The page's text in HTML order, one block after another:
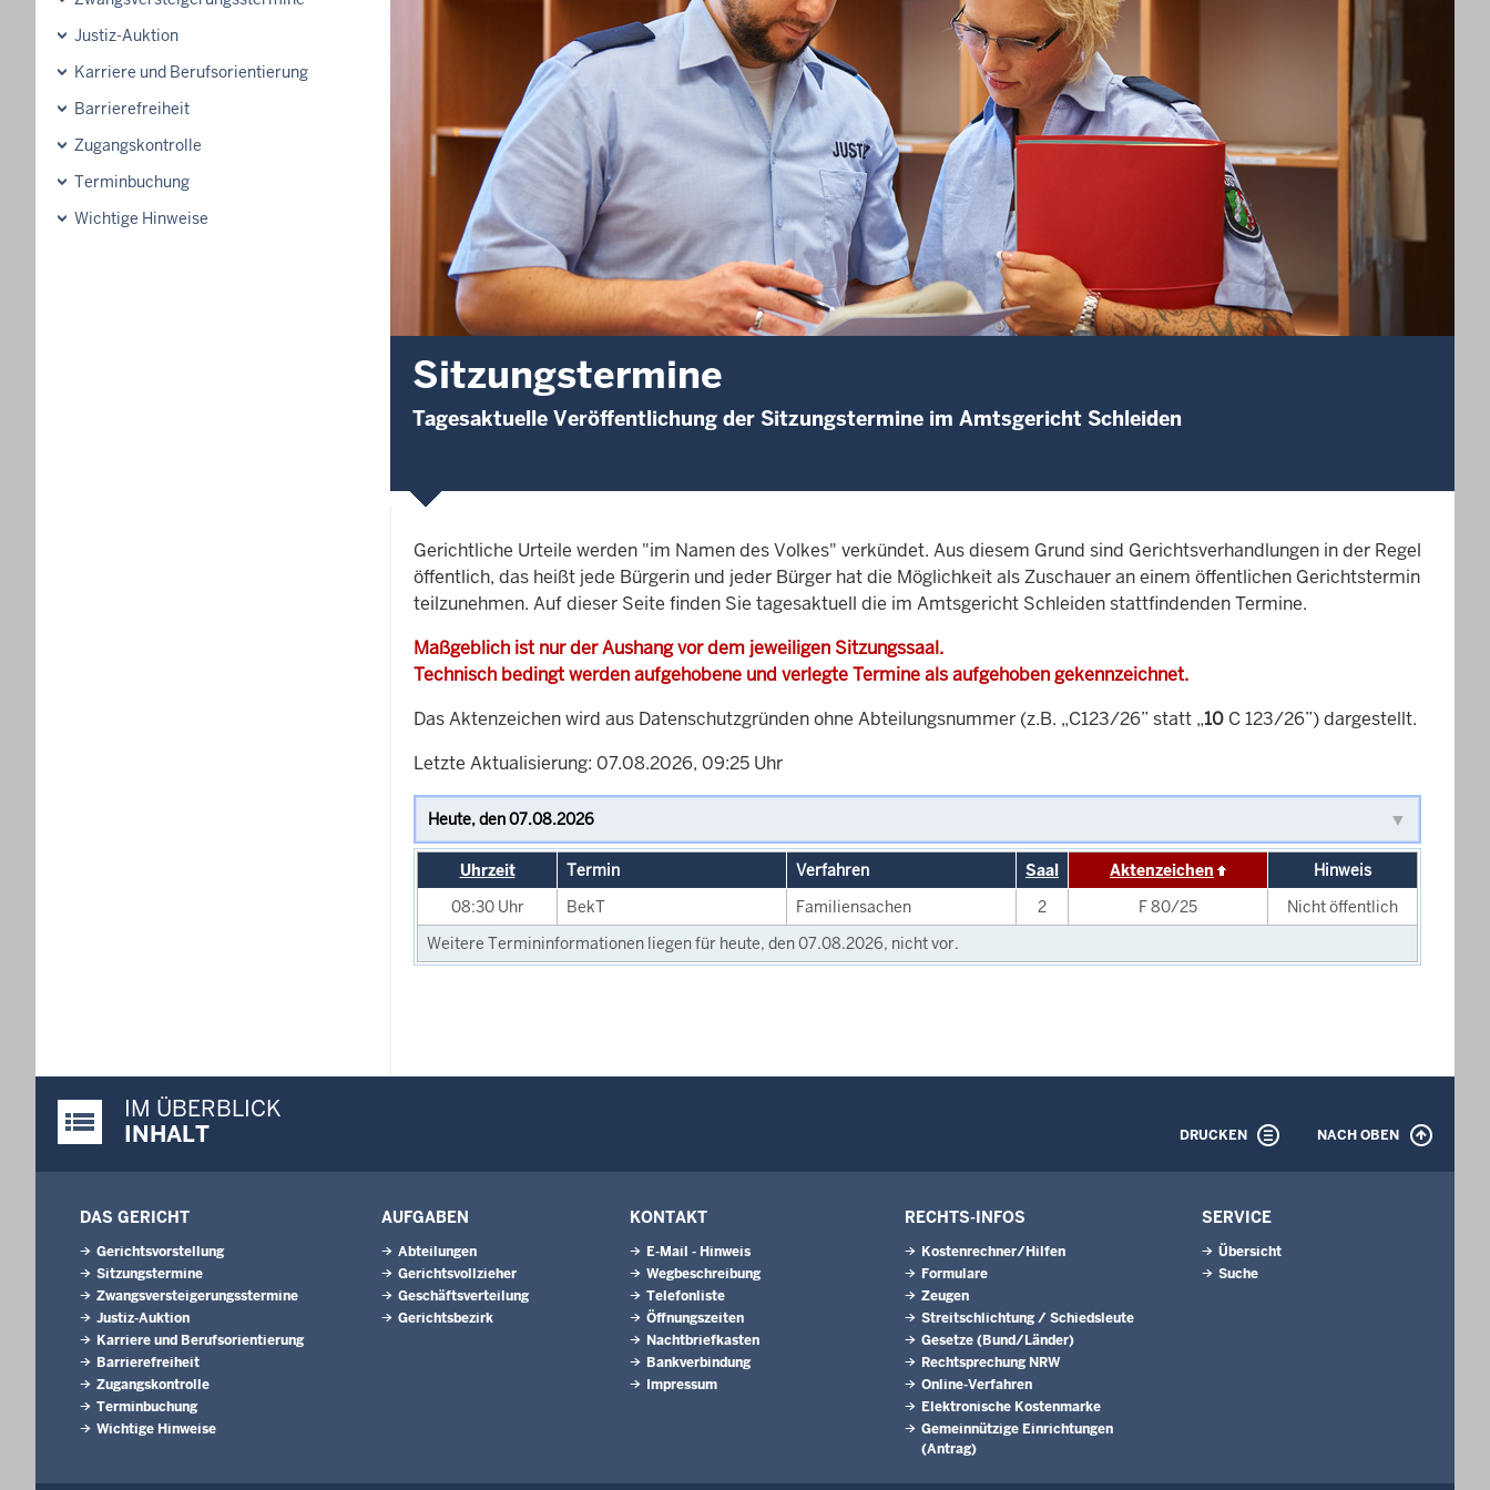
Justiz-Auktion
Karriere und Berufsorientierung
Barrierefreiheit
Zugangskontrolle
Terminbuchung
Wichtige Hinweise
Sitzungstermine
Tagesaktuelle Veröffentlichung der Sitzungstermine im Amtsgericht Schleiden
Gerichtliche Urteile werden "im Namen des Volkes" verkündet. Aus diesem Grund sind Gerichtsverhandlungen in der Regel
öffentlich, das heißt jede Bürgerin und jeder Bürger hat die Möglichkeit als Zuschauer an einem öffentlichen Gerichtstermin
teilzunehmen. Auf dieser Seite finden Sie tagesaktuell die im Amtsgericht Schleiden stattfindenden Termine.
Maßgeblich ist nur der Aushang vor dem jeweiligen Sitzungssaal.
Technisch bedingt werden aufgehobene und verlegte Termine als aufgehoben gekennzeichnet.
Das Aktenzeichen wird aus Datenschutzgründen ohne Abteilungsnummer (z.B. „C123/26” statt „10 C 123/26”) dargestellt.
Letzte Aktualisierung: 07.08.2026, 09:25 Uhr
Uhrzeit Termin Verfahren Saal Aktenzeichen
Hinweis
08:30 Uhr BekT Familiensachen 2 F 80/25
Nicht öffentlich
Weitere Termininformationen liegen für heute, den 07.08.2026, nicht vor.
Justiz-Portal im Überblick:
IM ÜBERBLICK
INHALT
DRUCKEN NACH OBEN
DAS GERICHT
Gerichtsvorstellung
Sitzungstermine
Zwangsversteigerungsstermine
Justiz-Auktion
Karriere und Berufsorientierung
Barrierefreiheit
Zugangskontrolle
Terminbuchung
Wichtige Hinweise
AUFGABEN
Abteilungen
Gerichtsvollzieher
Geschäftsverteilung
Gerichtsbezirk
KONTAKT
E-Mail - Hinweis
Wegbeschreibung
Telefonliste
Öffnungszeiten
Nachtbriefkasten
Bankverbindung
Impressum
RECHTS-INFOS
Kostenrechner/Hilfen
Formulare
Zeugen
Streitschlichtung / Schiedsleute
Gesetze (Bund/Länder)
Rechtsprechung NRW
Online-Verfahren
Elektronische Kostenmarke
Gemeinnützige Einrichtungen
(Antrag)
SERVICE
Übersicht
Suche